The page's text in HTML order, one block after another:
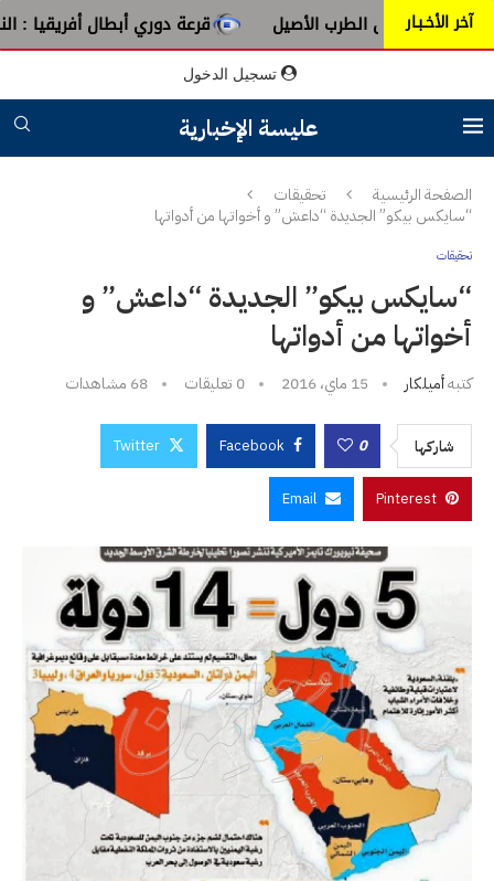
آخر الأخـبـار
من عبق الطرب الأصيل قرعة دوري أبطال أفريقيا : النادي
تسجيل الدخول
عليسة الإخبارية
الصفحة الرئيسية
تحقيقات
“سايكس بيكو” الجديدة “داعش” و أخواتها من أدواتها
تحقيقات
“سايكس بيكو” الجديدة “داعش” و
أخواتها من أدواتها
كتبهأميلكار 15 ماي، 2016 0 تعليقات 68 مشاهدات
شاركها 0
Facebook
Twitter
Pinterest
Email